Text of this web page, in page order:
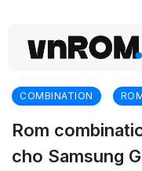
COMBINATION
Rom
cho Samsung